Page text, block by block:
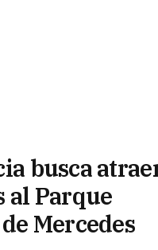
busca
al Parque
Mercedes